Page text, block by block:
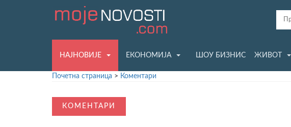
НАЈНОВИЈЕ ЕКОНОМИЈА ШОУ БИЗНИС ЖИВОТ
Почетна страница > Коментари
КОМЕНТАРИ